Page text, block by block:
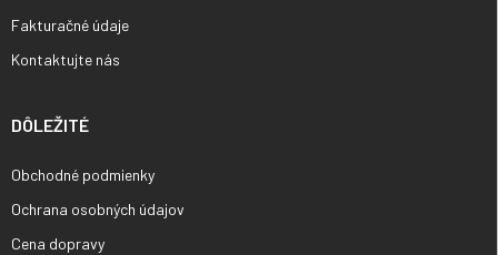
Fakturačné údaje
Kontaktujte nás
DÔLEŽITÉ
Obchodné podmienky
Ochrana osobných údajov
Cena dopravy